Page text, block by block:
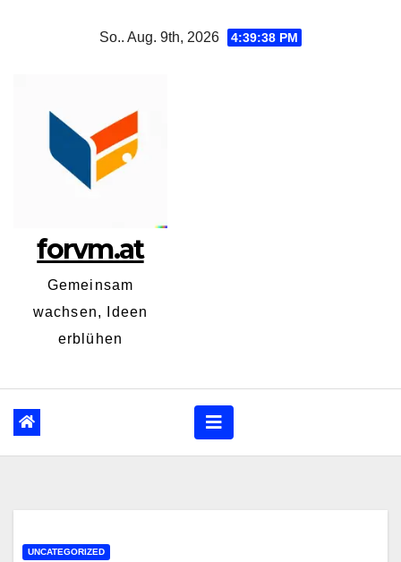
So.. Aug. 9th, 2026 4:39:39 PM
forvm.at
Gemeinsam
wachsen, Ideen
erblühen
UNCATEGORIZED